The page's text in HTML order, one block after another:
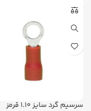
سرسیم گرد سایز ۱.۱۰ قرمز